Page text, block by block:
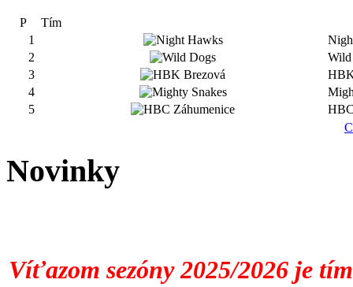
P
Tím
1
2
3
4
5
Novinky
Víťazom sezóny 2025/2026 je